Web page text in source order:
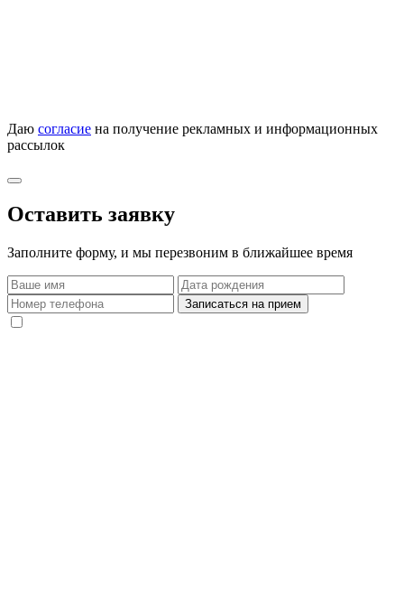
Даю согласие на получение рекламных и информационных
рассылок
Оставить заявку
Заполните форму, и мы перезвоним в ближайшее время